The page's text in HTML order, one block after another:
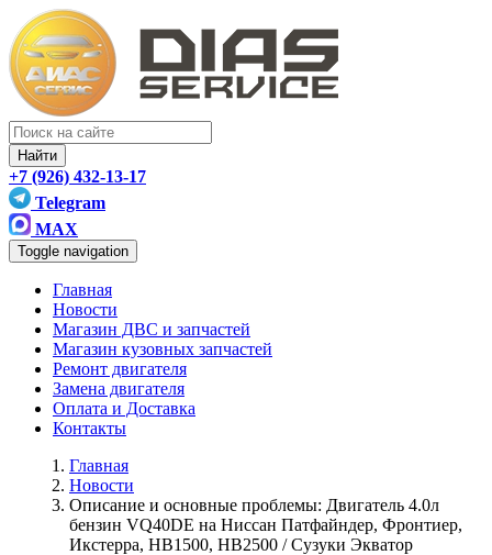
Найти
+7 (926) 432-13-17
Telegram
MAX
Toggle navigation
Главная
Новости
Магазин ДВС и запчастей
Магазин кузовных запчастей
Ремонт двигателя
Замена двигателя
Оплата и Доставка
Контакты
Главная
Новости
Описание и основные проблемы: Двигатель 4.0л
бензин VQ40DE на Ниссан Патфайндер, Фронтиер,
Икстерра, НВ1500, НВ2500 / Сузуки Экватор